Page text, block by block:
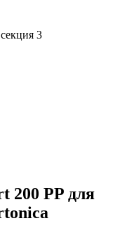
3
200 PP для